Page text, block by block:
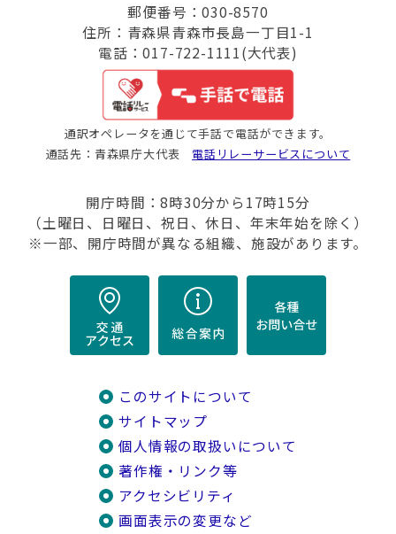
郵便番号：030-8570
住所：青森県青森市長島一丁目1-1
電話：017-722-1111(大代表)
通訳オペレータを通じて手話で電話ができます。
通話先：青森県庁大代表 電話リレーサービスについて
開庁時間：8時30分から17時15分
（土曜日、日曜日、祝日、休日、年末年始を除く）
※一部、開庁時間が異なる組織、施設があります。
このサイトについて
サイトマップ
個人情報の取扱いについて
著作権・リンク等
アクセシビリティ
画面表示の変更など